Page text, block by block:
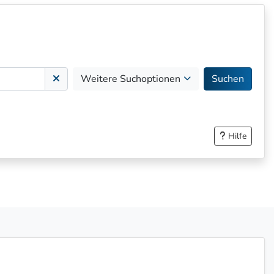
Weitere Suchoptionen Suchen
Hilfe